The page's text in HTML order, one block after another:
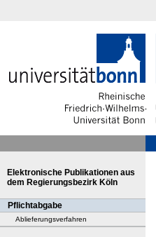
Elektronische Publikationen aus
dem Regierungsbezirk Köln
Pflichtabgabe
Ablieferungsverfahren